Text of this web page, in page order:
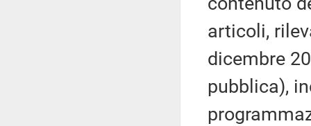
articoli,
dicembre
pubblica),